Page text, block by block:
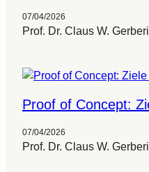
07/04/2026
Prof. Dr. Claus W.
Proof of Concept:
07/04/2026
Prof. Dr. Claus W.